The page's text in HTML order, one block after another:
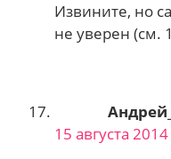
Извините, но
не уверен (см.
15 августа